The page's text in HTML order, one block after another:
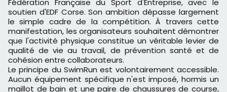
Fédération Française du Sport d'Entreprise, avec le
soutien d'EDF Corse. Son ambition dépasse largement
le simple cadre de la compétition. À travers cette
manifestation, les organisateurs souhaitent démontrer
que l'activité physique constitue un véritable levier de
qualité de vie au travail, de prévention santé et de
cohésion entre collaborateurs.
Le principe du SwimRun est volontairement accessible.
Aucun équipement spécifique n'est imposé, hormis un
maillot de bain et une paire de chaussures de course,